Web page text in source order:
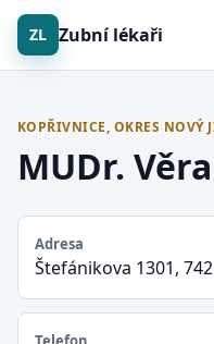
ZL Zubní lékaři
KOPŘIVNICE, OKRES NOVÝ
MUDr.
Adresa
Štefánikova 1301,